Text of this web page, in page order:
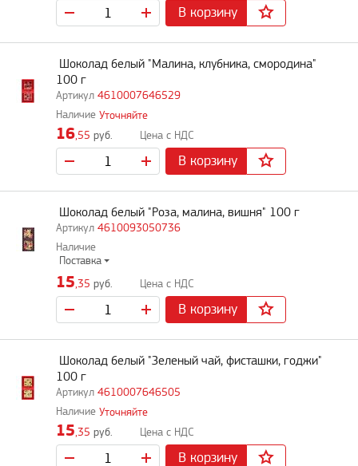
В корзину
4610007646529
Шоколад белый "Малина, клубника, смородина"
100 г
Уточняйте
16,55 руб.
В корзину
4610093050736
Шоколад белый "Роза, малина, вишня" 100 г
Поставка
15,35 руб.
В корзину
4610007646505
Шоколад белый "Зеленый чай, фисташки, годжи"
100 г
Уточняйте
15,35 руб.
В корзину